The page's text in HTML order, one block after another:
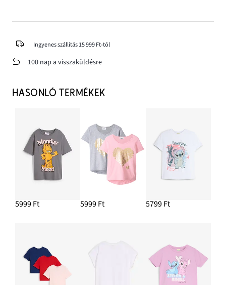
Ingyenes szállítás 15 999 Ft-tól
100 nap a visszaküldésre
HASONLÓ TERMÉKEK
5999 Ft 5999 Ft 5799 Ft